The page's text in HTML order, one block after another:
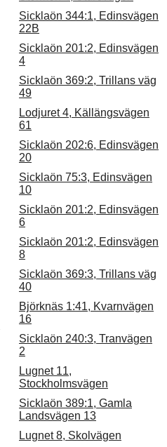
Sicklaön 344:1, Edinsvägen
22B
Sicklaön 201:2, Edinsvägen
4
Sicklaön 369:2, Trillans väg
49
Lodjuret 4, Källängsvägen
61
Sicklaön 202:6, Edinsvägen
20
Sicklaön 75:3, Edinsvägen
10
Sicklaön 201:2, Edinsvägen
6
Sicklaön 201:2, Edinsvägen
8
Sicklaön 369:3, Trillans väg
40
Björknäs 1:41, Kvarnvägen
16
Sicklaön 240:3, Tranvägen
2
Lugnet 11,
Stockholmsvägen
Sicklaön 389:1, Gamla
Landsvägen 13
Lugnet 8, Skolvägen